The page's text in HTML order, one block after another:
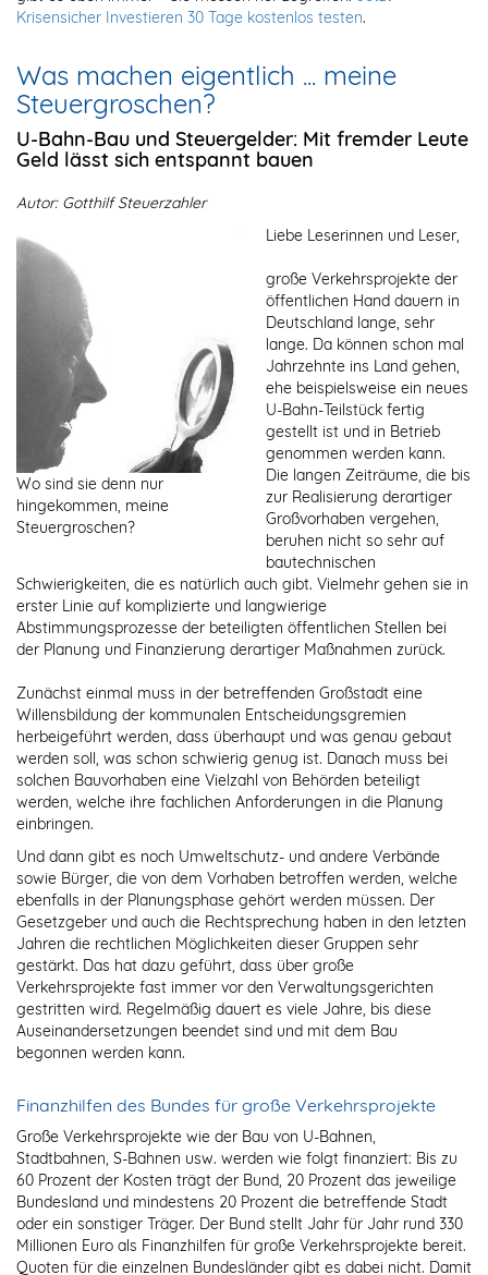
Krisensicher Investieren 30 Tage kostenlos testen.
Was machen eigentlich ... meine
Steuergroschen?
U-Bahn-Bau und Steuergelder: Mit fremder Leute
Geld lässt sich entspannt bauen
Wo sind sie denn nur
hingekommen, meine
Steuergroschen?
Autor: Gotthilf Steuerzahler
Liebe Leserinnen und Leser,
große Verkehrsprojekte der
öffentlichen Hand dauern in
Deutschland lange, sehr
lange. Da können schon mal
Jahrzehnte ins Land gehen,
ehe beispielsweise ein neues
U-Bahn-Teilstück fertig
gestellt ist und in Betrieb
genommen werden kann.
Die langen Zeiträume, die bis
zur Realisierung derartiger
Großvorhaben vergehen,
beruhen nicht so sehr auf
bautechnischen
Schwierigkeiten, die es natürlich auch gibt. Vielmehr gehen sie in
erster Linie auf komplizierte und langwierige
Abstimmungsprozesse der beteiligten öffentlichen Stellen bei
der Planung und Finanzierung derartiger Maßnahmen zurück.
Zunächst einmal muss in der betreffenden Großstadt eine
Willensbildung der kommunalen Entscheidungsgremien
herbeigeführt werden, dass überhaupt und was genau gebaut
werden soll, was schon schwierig genug ist. Danach muss bei
solchen Bauvorhaben eine Vielzahl von Behörden beteiligt
werden, welche ihre fachlichen Anforderungen in die Planung
einbringen.
Und dann gibt es noch Umweltschutz- und andere Verbände
sowie Bürger, die von dem Vorhaben betroffen werden, welche
ebenfalls in der Planungsphase gehört werden müssen. Der
Gesetzgeber und auch die Rechtsprechung haben in den letzten
Jahren die rechtlichen Möglichkeiten dieser Gruppen sehr
gestärkt. Das hat dazu geführt, dass über große
Verkehrsprojekte fast immer vor den Verwaltungsgerichten
gestritten wird. Regelmäßig dauert es viele Jahre, bis diese
Auseinandersetzungen beendet sind und mit dem Bau
begonnen werden kann.
Finanzhilfen des Bundes für große Verkehrsprojekte
Große Verkehrsprojekte wie der Bau von U-Bahnen,
Stadtbahnen, S-Bahnen usw. werden wie folgt finanziert: Bis zu
60 Prozent der Kosten trägt der Bund, 20 Prozent das jeweilige
Bundesland und mindestens 20 Prozent die betreffende Stadt
oder ein sonstiger Träger. Der Bund stellt Jahr für Jahr rund 330
Millionen Euro als Finanzhilfen für große Verkehrsprojekte bereit.
Quoten für die einzelnen Bundesländer gibt es dabei nicht. Damit